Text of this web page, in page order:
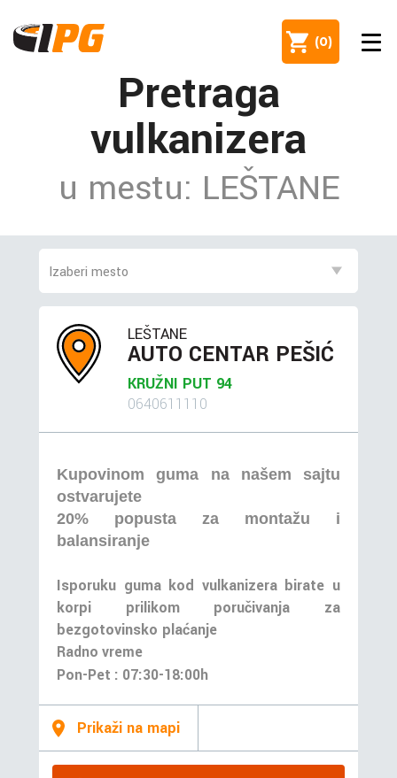
(0)
Pretraga
vulkanizera
u mestu: LEŠTANE
LEŠTANE
AUTO CENTAR PEŠIĆ
KRUŽNI PUT 94
0640611110
Kupovinom guma na našem sajtu
ostvarujete
20% popusta za montažu i
balansiranje
Isporuku guma kod vulkanizera birate u
korpi prilikom poručivanja za
bezgotovinsko plaćanje
Radno vreme
Pon-Pet : 07:30-18:00h
Prikaži na mapi